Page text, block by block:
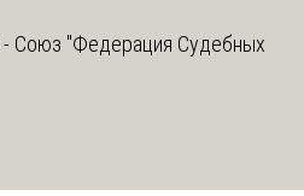
Союз "Федерация Судебных